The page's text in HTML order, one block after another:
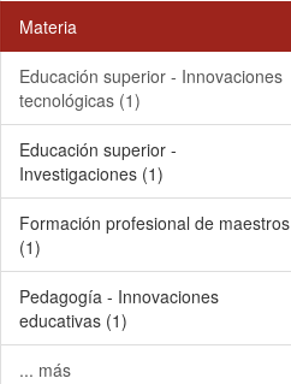
Materia
Educación superior - Innovaciones
tecnológicas (1)
Educación superior -
Investigaciones (1)
Formación profesional de maestros
(1)
Pedagogía - Innovaciones
educativas (1)
... más